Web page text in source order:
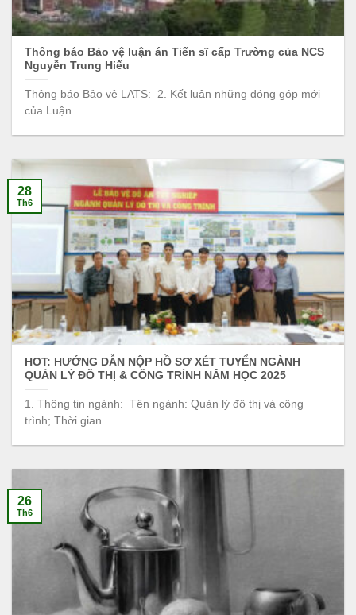
Thông báo Bảo vệ luận án Tiến sĩ cấp Trường của NCS
Nguyễn Trung Hiếu
Thông báo Bảo vệ LATS: 2. Kết luận những đóng góp mới
của Luận
HOT: HƯỚNG DẪN NỘP HỒ SƠ XÉT TUYỂN NGÀNH
QUẢN LÝ ĐÔ THỊ & CÔNG TRÌNH NĂM HỌC 2025
1. Thông tin ngành: Tên ngành: Quản lý đô thị và công
trình; Thời gian
28
Th6
26
Th6